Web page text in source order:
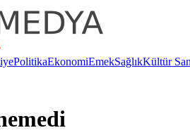
PolitikaEkonomiEmekSağlıkKültür